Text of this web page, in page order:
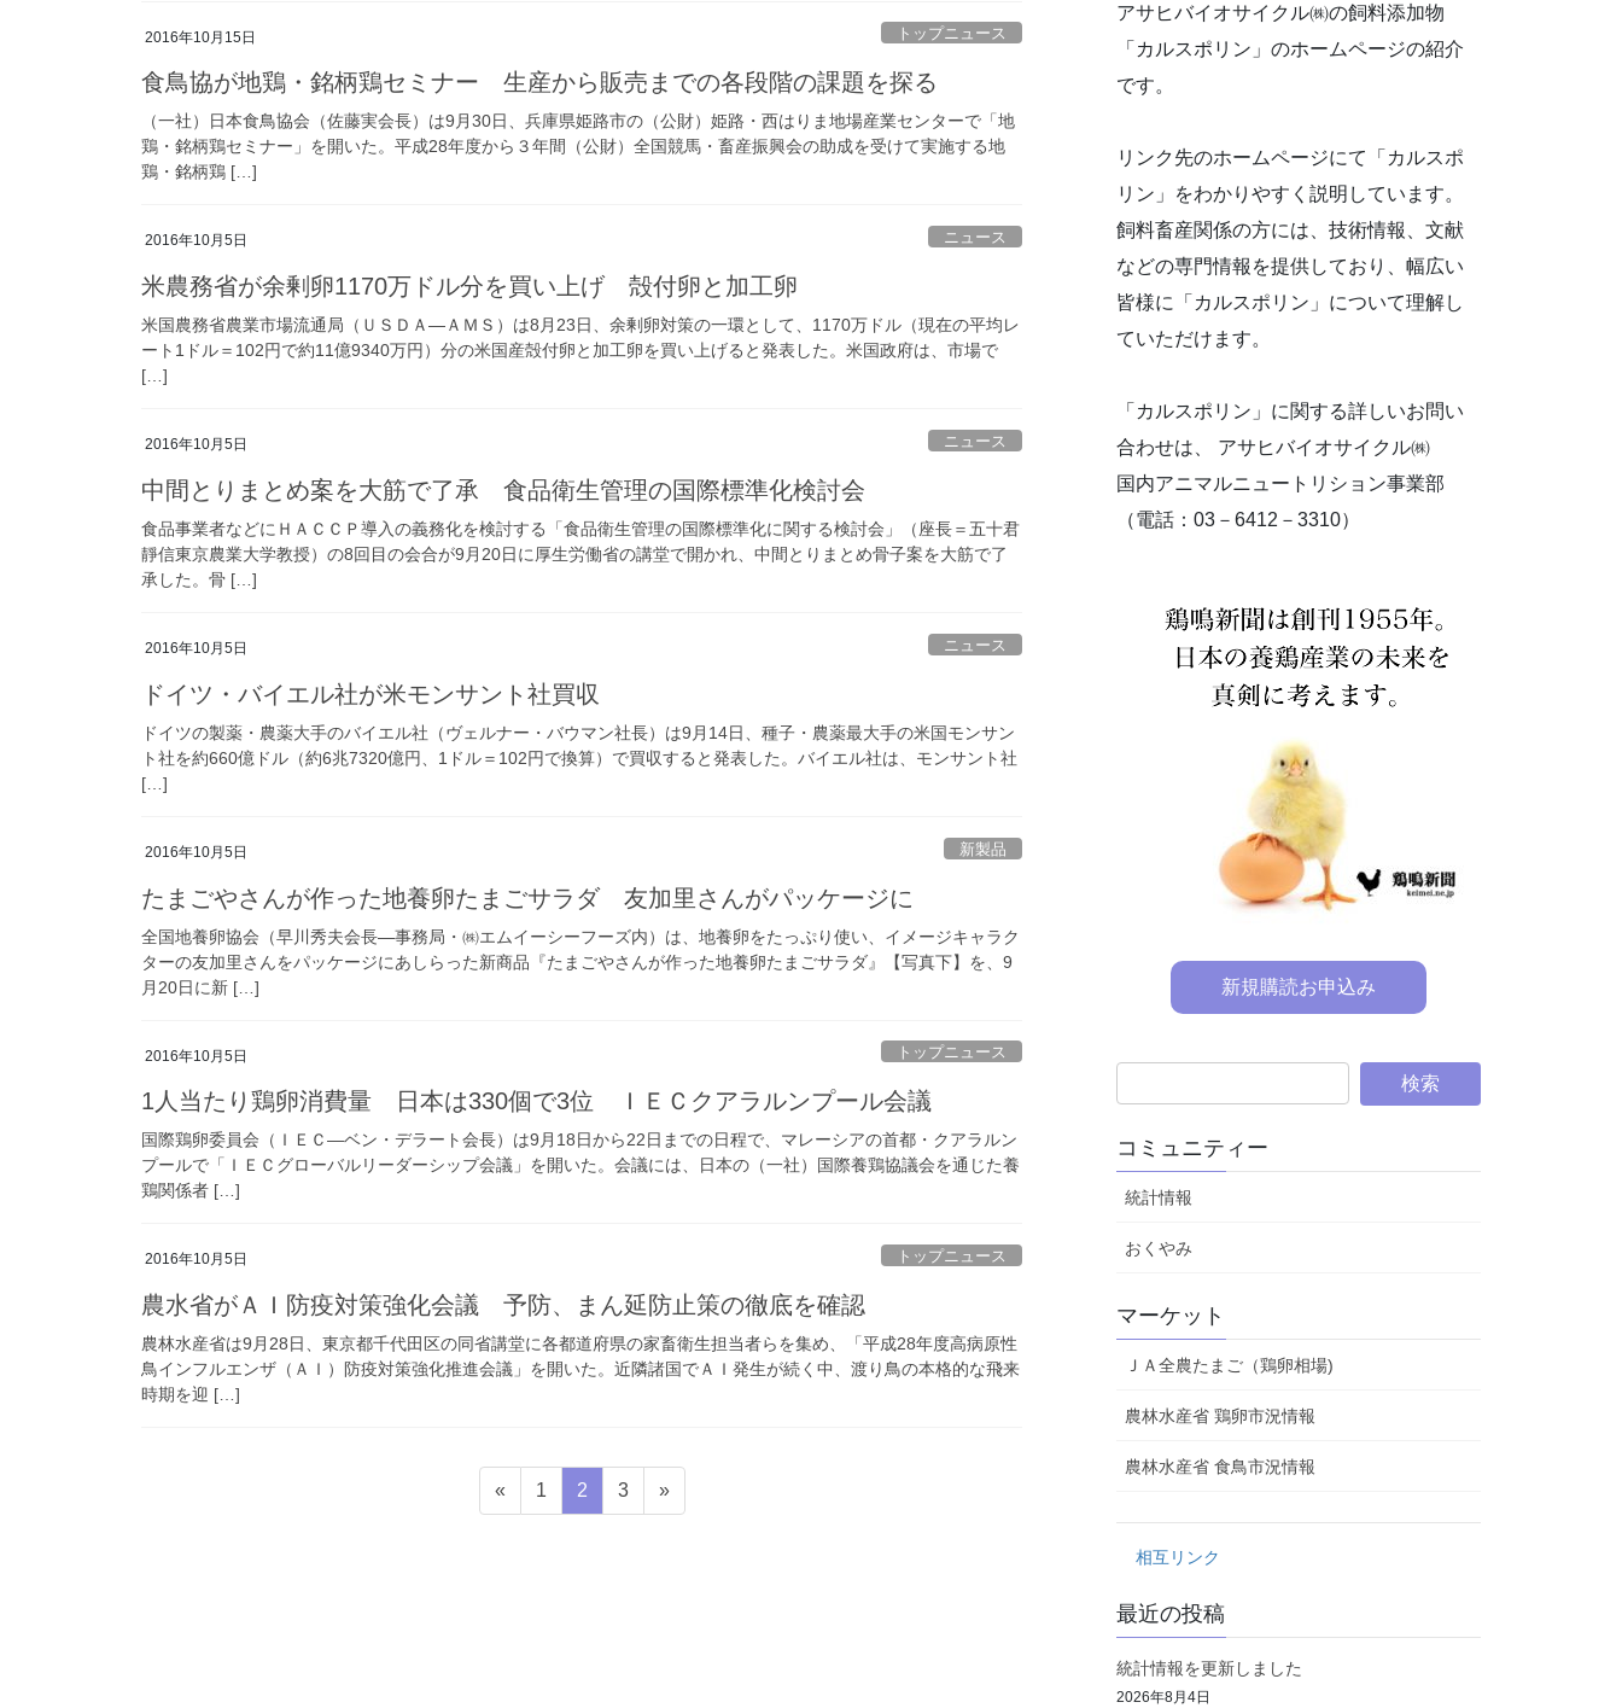
2016年10月15日 トップニュース
食鳥協が地鶏・銘柄鶏セミナー 生産から販売までの各段階の課題を探る
（一社）日本食鳥協会（佐藤実会長）は9月30日、兵庫県姫路市の（公財）姫路・西はりま地場産業センターで「地
鶏・銘柄鶏セミナー」を開いた。平成28年度から３年間（公財）全国競馬・畜産振興会の助成を受けて実施する地
鶏・銘柄鶏 […]
2016年10月5日 ニュース
米農務省が余剰卵1170万ドル分を買い上げ 殻付卵と加工卵
米国農務省農業市場流通局（ＵＳＤＡ―ＡＭＳ）は8月23日、余剰卵対策の一環として、1170万ドル（現在の平均レ
ート1ドル＝102円で約11億9340万円）分の米国産殻付卵と加工卵を買い上げると発表した。米国政府は、市場で
[…]
2016年10月5日 ニュース
中間とりまとめ案を大筋で了承 食品衛生管理の国際標準化検討会
食品事業者などにＨＡＣＣＰ導入の義務化を検討する「食品衛生管理の国際標準化に関する検討会」（座長＝五十君
靜信東京農業大学教授）の8回目の会合が9月20日に厚生労働省の講堂で開かれ、中間とりまとめ骨子案を大筋で了
承した。骨 […]
2016年10月5日 ニュース
ドイツ・バイエル社が米モンサント社買収
ドイツの製薬・農薬大手のバイエル社（ヴェルナー・バウマン社長）は9月14日、種子・農薬最大手の米国モンサン
ト社を約660億ドル（約6兆7320億円、1ドル＝102円で換算）で買収すると発表した。バイエル社は、モンサント社
[…]
2016年10月5日 新製品
たまごやさんが作った地養卵たまごサラダ 友加里さんがパッケージに
全国地養卵協会（早川秀夫会長―事務局・㈱エムイーシーフーズ内）は、地養卵をたっぷり使い、イメージキャラク
ターの友加里さんをパッケージにあしらった新商品『たまごやさんが作った地養卵たまごサラダ』【写真下】を、9
月20日に新 […]
2016年10月5日 トップニュース
1人当たり鶏卵消費量 日本は330個で3位 ＩＥＣクアラルンプール会議
国際鶏卵委員会（ＩＥＣ―ベン・デラート会長）は9月18日から22日までの日程で、マレーシアの首都・クアラルン
プールで「ＩＥＣグローバルリーダーシップ会議」を開いた。会議には、日本の（一社）国際養鶏協議会を通じた養
鶏関係者 […]
2016年10月5日 トップニュース
農水省がＡＩ防疫対策強化会議 予防、まん延防止策の徹底を確認
農林水産省は9月28日、東京都千代田区の同省講堂に各都道府県の家畜衛生担当者らを集め、「平成28年度高病原性
鳥インフルエンザ（ＡＩ）防疫対策強化推進会議」を開いた。近隣諸国でＡＩ発生が続く中、渡り鳥の本格的な飛来
時期を迎 […]
«
固
定
1
固
定
2
固
定
3 »
アサヒバイオサイクル㈱の飼料添加物
「カルスポリン」のホームページの紹介
です。
リンク先のホームページにて「カルスポ
リン」をわかりやすく説明しています。
飼料畜産関係の方には、技術情報、文献
などの専門情報を提供しており、幅広い
皆様に「カルスポリン」について理解し
ていただけます。
「カルスポリン」に関する詳しいお問い
合わせは、 アサヒバイオサイクル㈱
国内アニマルニュートリション事業部
（電話：03－6412－3310）
新規購読お申込み
コミュニティー
統計情報
おくやみ
マーケット
ＪＡ全農たまご（鶏卵相場)
農林水産省 鶏卵市況情報
農林水産省 食鳥市況情報
相互リンク
最近の投稿
統計情報を更新しました
2026年8月4日